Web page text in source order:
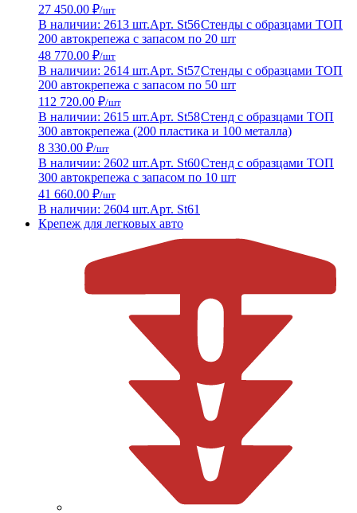
27 450.00 ₽/шт
В наличии: 2613 шт.Арт. St56Стенды с образцами ТОП
200 автокрепежа с запасом по 20 шт
48 770.00 ₽/шт
В наличии: 2614 шт.Арт. St57Стенды с образцами ТОП
200 автокрепежа с запасом по 50 шт
112 720.00 ₽/шт
В наличии: 2615 шт.Арт. St58Стенд с образцами ТОП
300 автокрепежа (200 пластика и 100 металла)
8 330.00 ₽/шт
В наличии: 2602 шт.Арт. St60Стенд с образцами ТОП
300 автокрепежа с запасом по 10 шт
41 660.00 ₽/шт
В наличии: 2604 шт.Арт. St61
Крепеж для легковых авто